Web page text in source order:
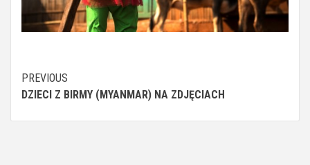
Continue
Reading
PREVIOUS
DZIECI Z BIRMY (MYANMAR) NA ZDJĘCIACH